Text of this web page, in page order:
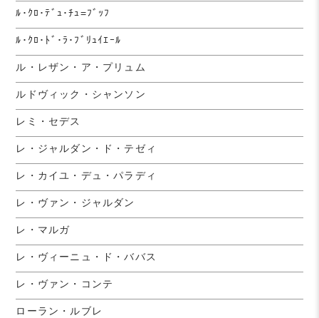
ﾙ･ｸﾛ･ﾃﾞｭ･ﾁｭ=ﾌﾞｯﾌ
ﾙ･ｸﾛ･ﾄﾞ･ﾗ･ﾌﾞﾘｭｲｴｰﾙ
ル・レザン・ア・プリュム
ルドヴィック・シャンソン
レミ・セデス
レ・ジャルダン・ド・テゼィ
レ・カイユ・デュ・パラディ
レ・ヴァン・ジャルダン
レ・マルガ
レ・ヴィーニュ・ド・ババス
レ・ヴァン・コンテ
ローラン・ルブレ